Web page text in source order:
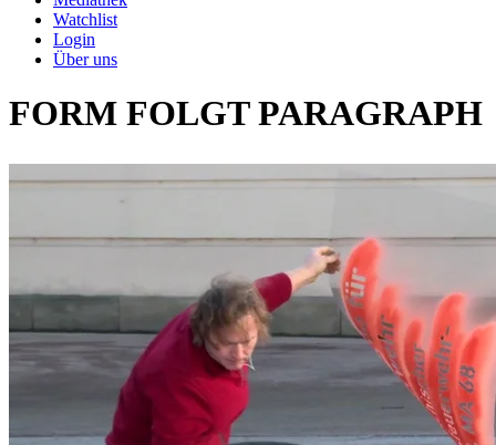
Watchlist
Login
Über uns
FORM FOLGT PARAGRAPH